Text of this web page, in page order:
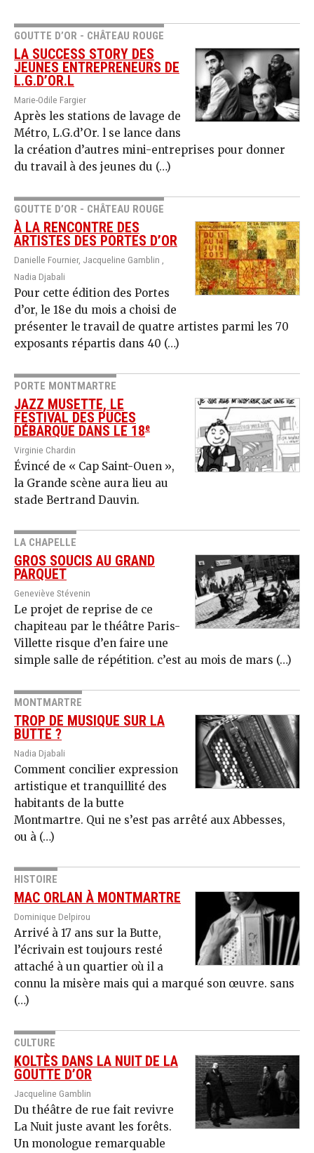
GOUTTE D’OR - CHÂTEAU ROUGE
LA SUCCESS STORY DES
JEUNES ENTREPRENEURS DE
L.G.D’OR.L
Marie-Odile Fargier
Après les stations de lavage de
Métro, L.G.d’Or. l se lance dans
la création d’autres mini-entreprises pour donner
du travail à des jeunes du (…)
GOUTTE D’OR - CHÂTEAU ROUGE
À LA RENCONTRE DES
ARTISTES DES PORTES D’OR
Danielle Fournier, Jacqueline Gamblin ,
Nadia Djabali
Pour cette édition des Portes
d’or, le 18e du mois a choisi de
présenter le travail de quatre artistes parmi les 70
exposants répartis dans 40 (…)
PORTE MONTMARTRE
JAZZ MUSETTE, LE
FESTIVAL DES PUCES
DÉBARQUE DANS LE 18e
Virginie Chardin
Évincé de « Cap Saint-Ouen »,
la Grande scène aura lieu au
stade Bertrand Dauvin.
LA CHAPELLE
GROS SOUCIS AU GRAND
PARQUET
Geneviève Stévenin
Le projet de reprise de ce
chapiteau par le théâtre Paris-
Villette risque d’en faire une
simple salle de répétition. c’est au mois de mars (…)
MONTMARTRE
TROP DE MUSIQUE SUR LA
BUTTE ?
Nadia Djabali
Comment concilier expression
artistique et tranquillité des
habitants de la butte
Montmartre. Qui ne s’est pas arrêté aux Abbesses,
ou à (…)
HISTOIRE
MAC ORLAN À MONTMARTRE
Dominique Delpirou
Arrivé à 17 ans sur la Butte,
l’écrivain est toujours resté
attaché à un quartier où il a
connu la misère mais qui a marqué son œuvre. sans
(…)
CULTURE
KOLTÈS DANS LA NUIT DE LA
GOUTTE D’OR
Jacqueline Gamblin
Du théâtre de rue fait revivre
La Nuit juste avant les forêts.
Un monologue remarquable